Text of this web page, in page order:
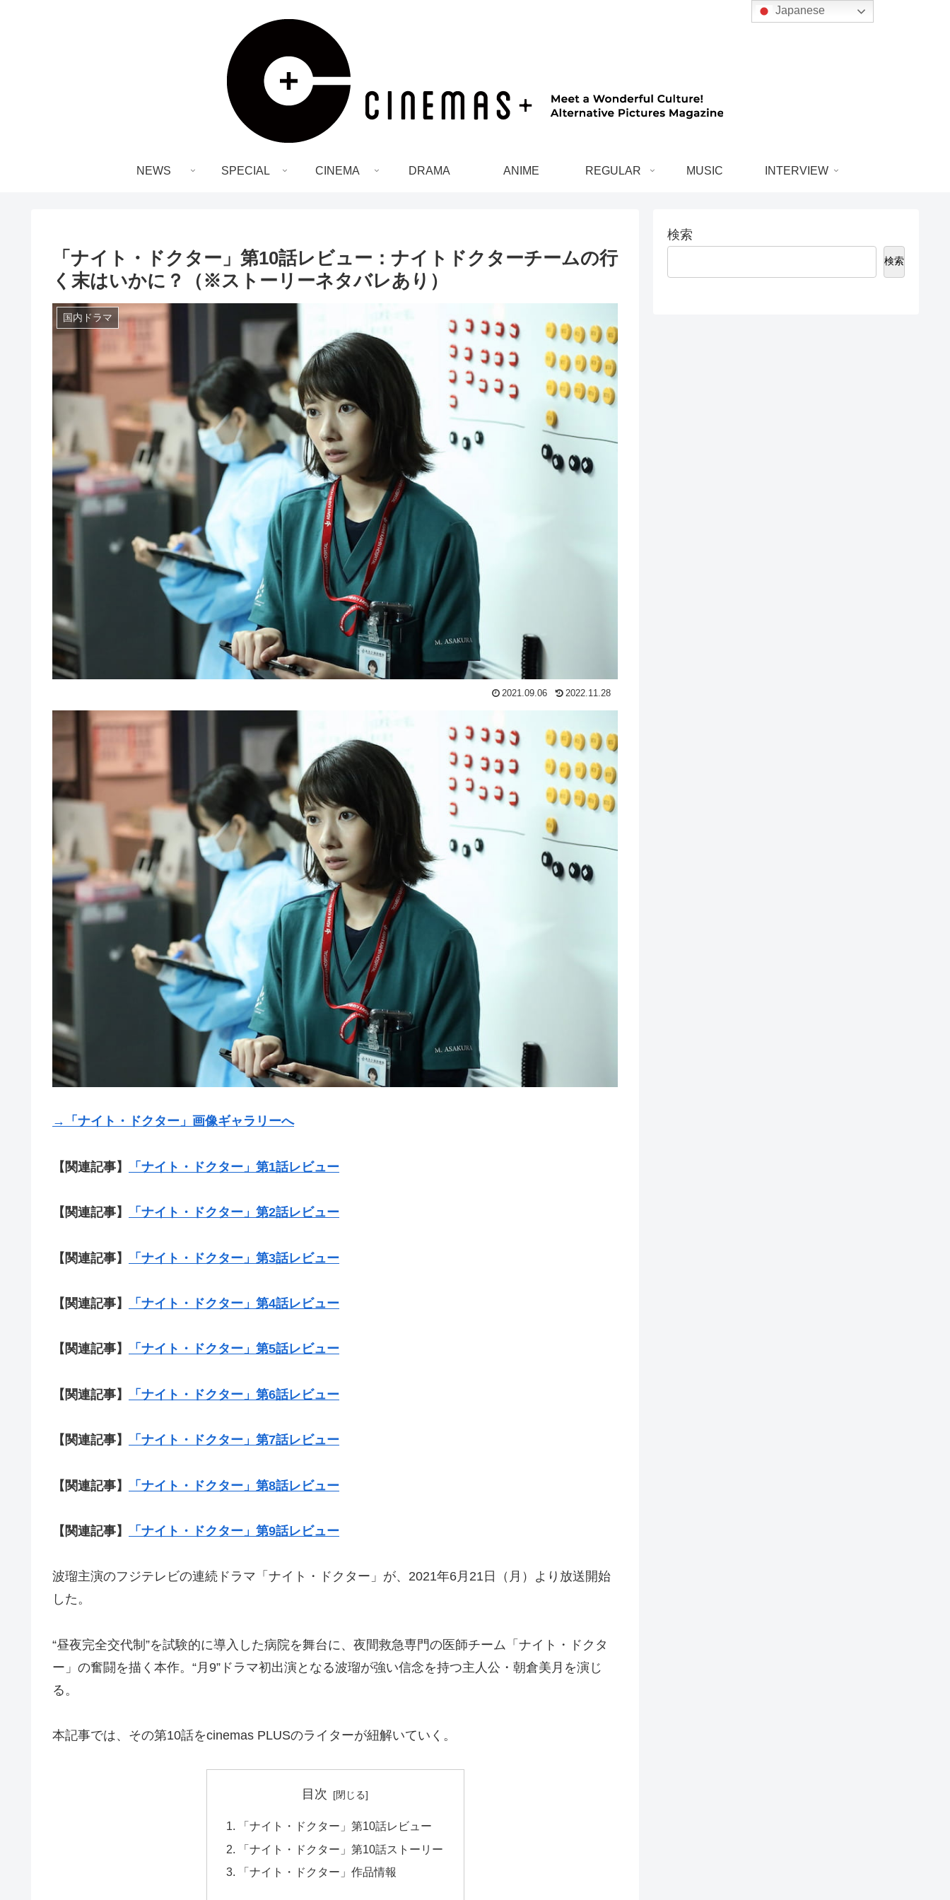
NEWS SPECIAL CINEMA DRAMA ANIME REGULAR MUSIC INTERVIEW
「ナイト・ドクター」第10話レビュー：ナイトドクターチームの行
く末はいかに？（※ストーリーネタバレあり）
国内ドラマ
2021.09.06 2022.11.28
→「ナイト・ドクター」画像ギャラリーへ
【関連記事】 「ナイト・ドクター」第1話レビュー
【関連記事】 「ナイト・ドクター」第2話レビュー
【関連記事】 「ナイト・ドクター」第3話レビュー
【関連記事】 「ナイト・ドクター」第4話レビュー
【関連記事】 「ナイト・ドクター」第5話レビュー
【関連記事】 「ナイト・ドクター」第6話レビュー
【関連記事】 「ナイト・ドクター」第7話レビュー
【関連記事】 「ナイト・ドクター」第8話レビュー
【関連記事】 「ナイト・ドクター」第9話レビュー
波瑠主演のフジテレビの連続ドラマ「ナイト・ドクター」が、2021年6月21日（月）より放送開始
した。
“昼夜完全交代制”を試験的に導入した病院を舞台に、夜間救急専門の医師チーム「ナイト・ドクタ
ー」の奮闘を描く本作。“月9”ドラマ初出演となる波瑠が強い信念を持つ主人公・朝倉美月を演じ
る。
本記事では、その第10話をcinemas PLUSのライターが紐解いていく。
目次
「ナイト・ドクター」第10話レビュー
「ナイト・ドクター」第10話ストーリー
「ナイト・ドクター」作品情報
検索
検索
Japanese